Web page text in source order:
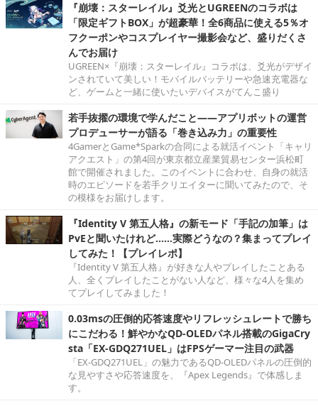
『崩壊：スターレイル』爻光とUGREENのコラボは
「限定ギフトBOX」が超豪華！全6商品に使える5％オ
フクーポンやコスプレイヤー撮影会など、盛りだくさ
んでお届け
UGREEN×『崩壊：スターレイル』コラボは、爻光がデザイ
ンされていて美しい！モバイルバッテリーや急速充電器な
ど、ゲームと一緒に使いたいデバイスがてんこ盛り
若手抜擢の環境で学んだこと――アプリボットの運営
プロデューサーが語る「巻き込み力」の重要性
4GamerとGame*Sparkの合同による就活イベント「キャリ
アクエスト」の第4回が東京都立産業貿易センター浜松町
館で開催されました。このイベントに合わせ、自身の就活
時のエピソードを若手クリエイターに聞いてみたので、そ
の模様をお届けします。
『Identity V 第五人格』の新モード「手記の加筆」は
PvEと聞いたけれど……実際どうなの？集まってプレイ
してみた！【プレイレポ】
『Identity V 第五人格』が好きな人やプレイしたことある
人、全くプレイしたことがない人など、様々な4人を集め
てプレイしてみました！
0.03msの圧倒的応答速度やリフレッシュレートで勝ち
にこだわる！鮮やかなQD-OLEDパネル搭載のGigaCry
sta「EX-GDQ271UEL」はFPSゲーマー注目の武器
「EX-GDQ271UEL」の魅力であるQD-OLEDパネルの圧倒的
な見やすさや応答速度を、『Apex Legends』で体感しま
す。